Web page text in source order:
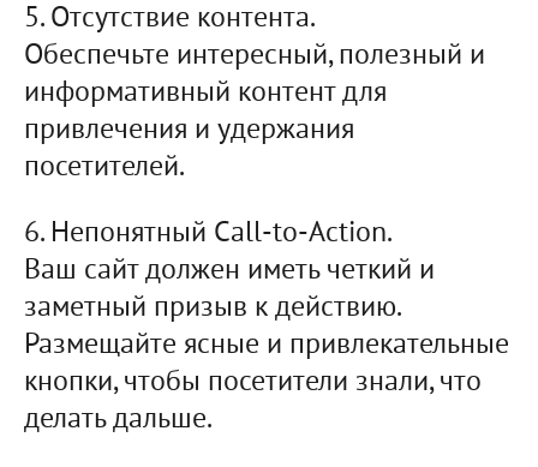
5. Отсутствие контента.
Обеспечьте интересный, полезный и
информативный контент для
привлечения и удержания
посетителей.
6. Непонятный Call-to-Action.
Ваш сайт должен иметь четкий и
заметный призыв к действию.
Размещайте ясные и привлекательные
кнопки, чтобы посетители знали, что
делать дальше.